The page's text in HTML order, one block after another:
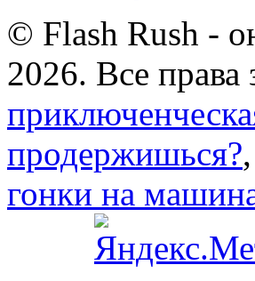
© Flash Rush -
2026. Все
продержишься?,
гонки на